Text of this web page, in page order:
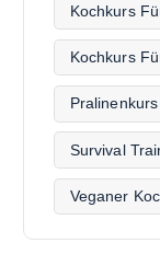
Kochkurs
Kochkurs
Pralinenkurs
Survival
Veganer